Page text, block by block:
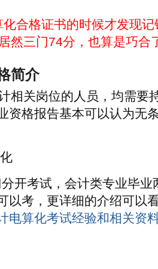
合格证书的时候才发现
三门74分，也算是巧合
简介
相关岗位的人员，均需要
资格报告基本可以认为无
开考试，会计类专业毕业
以考，更详细的介绍可以
电算化考试经验和相关资